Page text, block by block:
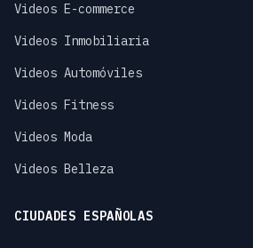
Videos E-commerce
Videos Inmobiliaria
Videos Automóviles
Videos Fitness
Videos Moda
Videos Belleza
CIUDADES ESPAÑOLAS